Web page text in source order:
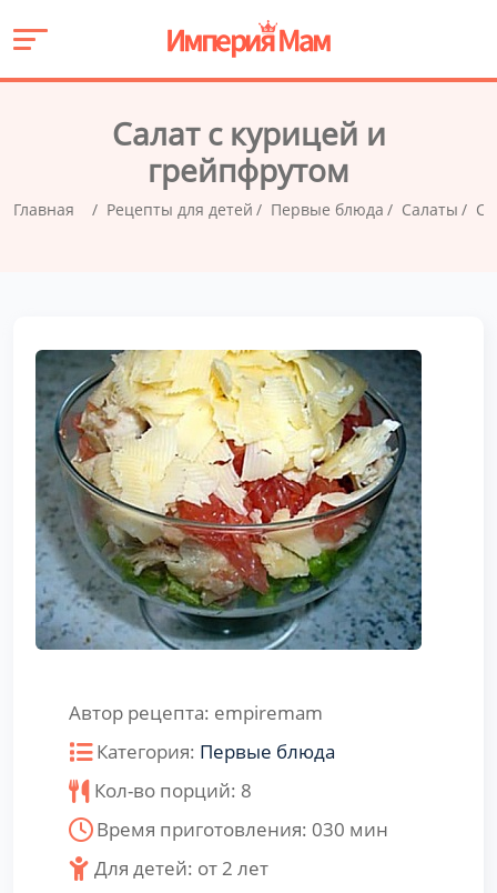
Салат с курицей и
грейпфрутом
Главная Рецепты для детей Первые блюда Салаты
Автор рецепта: empiremam
Категория: Первые блюда
Кол-во порций: 8
Время приготовления: 030 мин
Для детей: от 2 лет